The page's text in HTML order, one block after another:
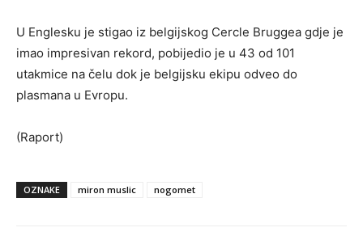
U Englesku je stigao iz belgijskog Cercle Bruggea gdje je
imao impresivan rekord, pobijedio je u 43 od 101
utakmice na čelu dok je belgijsku ekipu odveo do
plasmana u Evropu.
(Raport)
OZNAKE miron muslic nogomet